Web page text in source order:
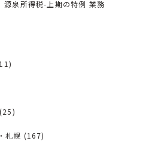
源泉所得税-上期の特例 業務
札幌 (167)